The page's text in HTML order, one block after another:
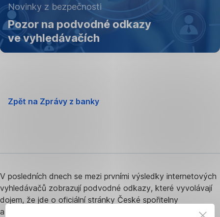
15.
července
2022
Novinky z bezpečnosti
Pozor na podvodné odkazy
ve vyhledávačích
Zpět na Zprávy z banky
V posledních dnech se mezi prvními výsledky internetových
vyhledávačů zobrazují podvodné odkazy, které vyvolávají
dojem, že jde o oficiální stránky České spořitelny
a internetového bankovnictví George.